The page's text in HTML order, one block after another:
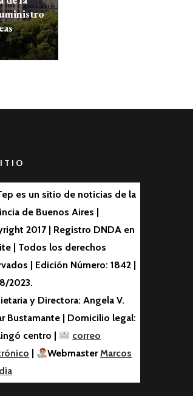
es un sitio de noticias de la
de Buenos Aires |
2017 | Registro DNDA en
| Todos los derechos
| Edición Número: 1842 |
2023.
y Directora: Angela V.
Bustamante | Domicilio legal:
centro |
correo
WebmasterMarcos